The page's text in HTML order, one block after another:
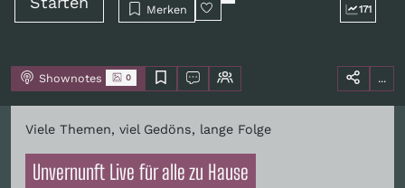
Merken 171
Shownotes 0 ...
Viele Themen, viel Gedöns, lange Folge
Unvernunft Live für alle zu Hause